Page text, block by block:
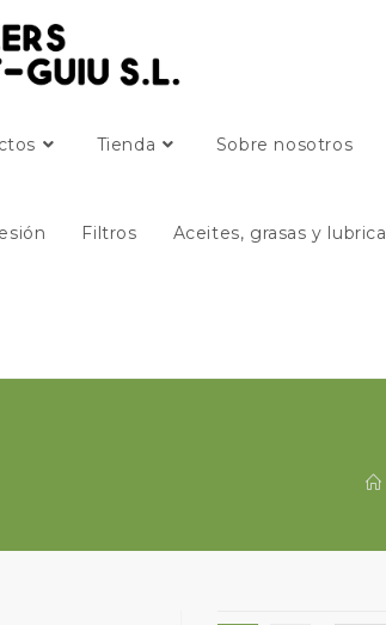
Tienda Sobre nosotros
Filtros Aceites, grasas y